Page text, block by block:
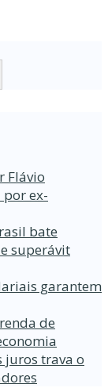
Flávio
por ex-
bate
superávit
garantem
de
juros trava o